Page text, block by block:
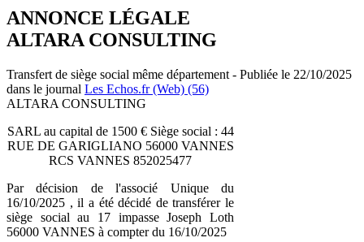
ANNONCE LÉGALE
ALTARA CONSULTING
Transfert de siège social même département - Publiée le 22/10/2025
dans le journal Les Echos.fr (Web) (56)
ALTARA CONSULTING
SARL au capital de 1500 € Siège social : 44
RUE DE GARIGLIANO 56000 VANNES
RCS VANNES 852025477
Par décision de l'associé Unique du
16/10/2025 , il a été décidé de transférer le
siège social au 17 impasse Joseph Loth
56000 VANNES à compter du 16/10/2025